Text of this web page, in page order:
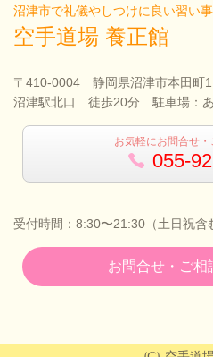
沼津市で礼儀やしつけに良い習い
空手道場 養正館
〒410-0004 静岡県沼津市本田町
沼津駅北口 徒歩20分 駐車場：
お気軽にお問合せ
055-
受付時間：8:30〜21:30（土日祝含
お問合せ・ご相